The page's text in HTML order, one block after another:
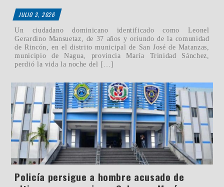
JULIO 3, 2026
Un ciudadano dominicano identificado como Leonel
Gerardino Mansuetaz, de 37 años y oriundo de la comunidad
de Rincón, en el distrito municipal de San José de Matanzas,
municipio de Nagua, provincia María Trinidad Sánchez,
perdió la vida la noche del […]
Policía persigue a hombre acusado de